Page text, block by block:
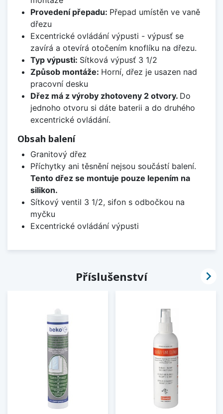
Provedení přepadu: Přepad umístěn ve vaně
dřezu
Excentrické ovládání výpusti - výpusť se
zavírá a otevírá otočením knoflíku na dřezu.
Typ výpusti: Sítková výpusť 3 1/2
Způsob montáže: Horní, dřez je usazen nad
pracovní desku
Dřez má z výroby zhotoveny 2 otvory. Do
jednoho otvoru si dáte baterii a do druhého
excentrické ovládání.
Obsah balení
Granitový dřez
Příchytky ani těsnění nejsou součástí balení.
Tento dřez se montuje pouze lepením na
silikon.
Sítkový ventil 3 1/2, sifon s odbočkou na
myčku
Excentrické ovládání výpusti
Příslušenství 